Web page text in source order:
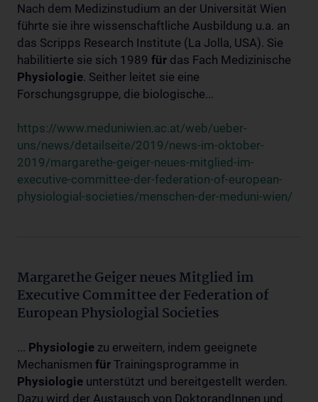
Nach dem Medizinstudium an der Universität Wien
führte sie ihre wissenschaftliche Ausbildung u.a. an
das Scripps Research Institute (La Jolla, USA). Sie
habilitierte sie sich 1989 für das Fach Medizinische
Physiologie. Seither leitet sie eine
Forschungsgruppe, die biologische...
https://www.meduniwien.ac.at/web/ueber-
uns/news/detailseite/2019/news-im-oktober-
2019/margarethe-geiger-neues-mitglied-im-
executive-committee-der-federation-of-european-
physiologial-societies/menschen-der-meduni-wien/
Margarethe Geiger neues Mitglied im
Executive Committee der Federation of
European Physiologial Societies
... Physiologie zu erweitern, indem geeignete
Mechanismen für Trainingsprogramme in
Physiologie unterstützt und bereitgestellt werden.
Dazu wird der Austausch von DoktorandInnen und